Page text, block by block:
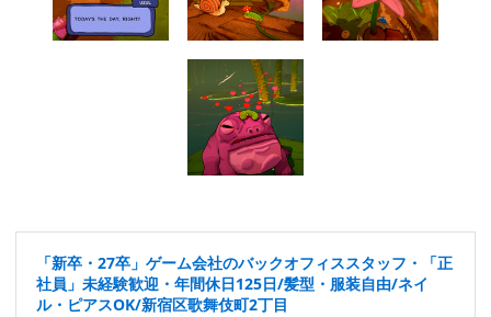
「新卒・27卒」ゲーム会社のバックオフィススタッフ・「正
社員」未経験歓迎・年間休日125日/髪型・服装自由/ネイ
ル・ピアスOK/新宿区歌舞伎町2丁目